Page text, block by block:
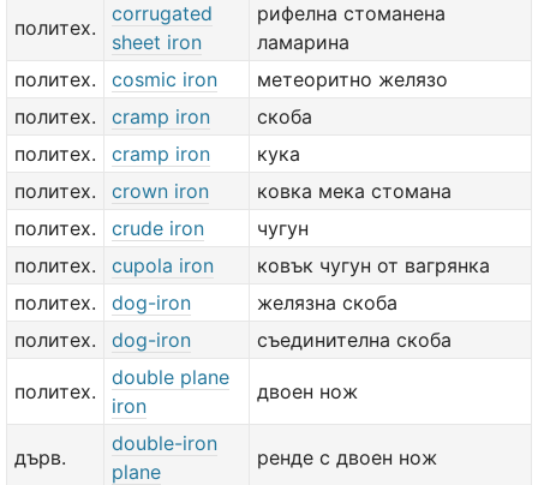
политех.
corrugated
sheet iron
рифелна стоманена
ламарина
политех.
cosmic iron
метеоритно желязо
политех.
cramp iron
скоба
политех.
cramp iron
кука
политех.
crown iron
ковка мека стомана
политех.
crude iron
чугун
политех.
cupola iron
ковък чугун от вагрянка
политех.
dog-iron
желязна скоба
политех.
dog-iron съединителна скоба
политех.
double plane
iron
двоен нож
дърв.
double-iron
plane
ренде с двоен нож